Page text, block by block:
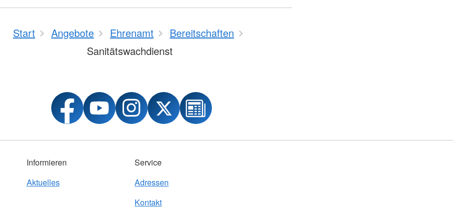
Start Angebote Ehrenamt
Bereitschaften
Sanitätswachdienst
Informieren
Aktuelles
Service
Adressen
Kontakt